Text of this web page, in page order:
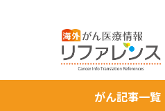
がん記事一覧